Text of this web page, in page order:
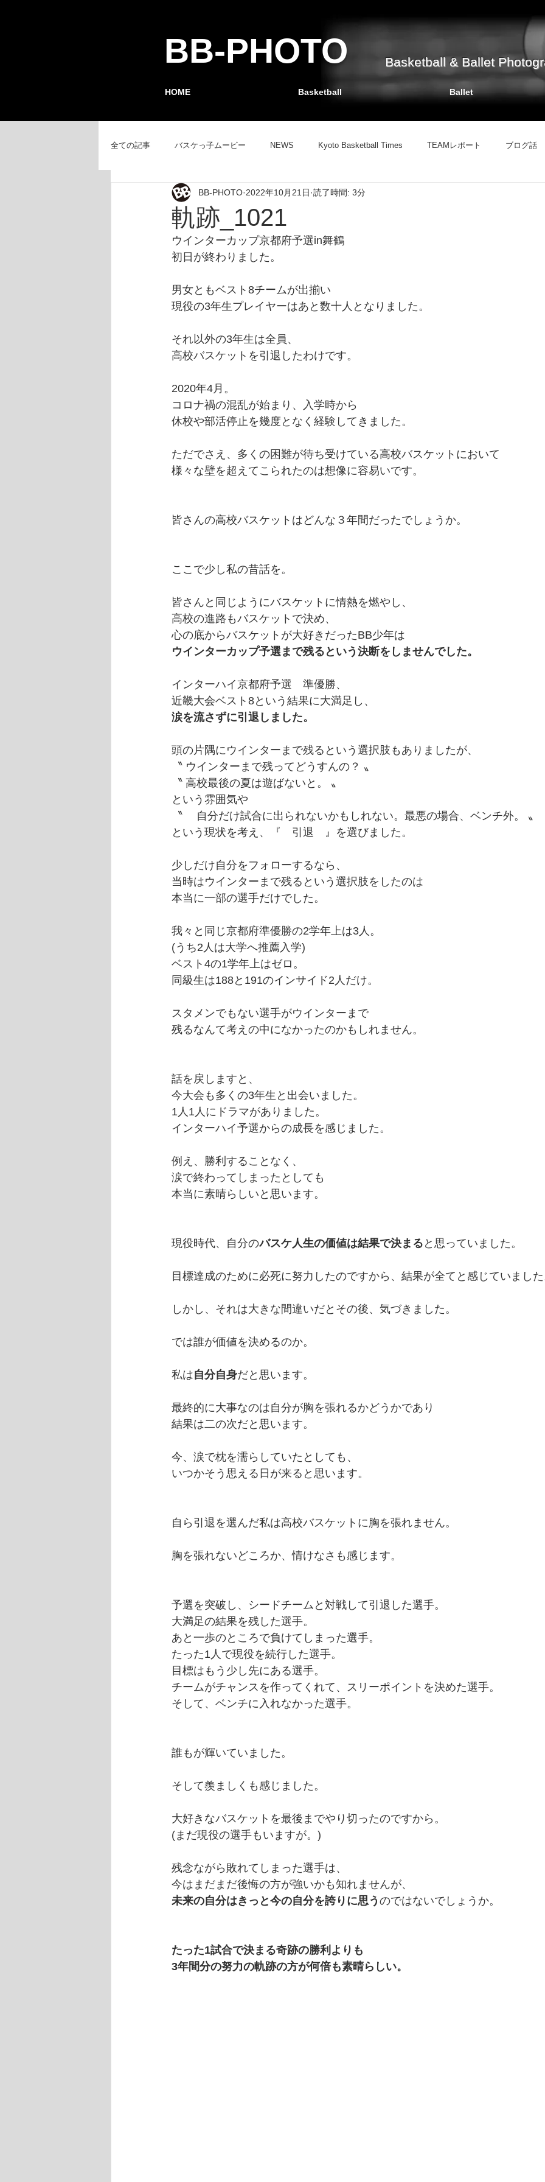
BB-PHOTO
HOME Basketball Ballet
Basketball & Ballet
全ての記事 バスケっ子ムービー NEWS Kyoto Basketball Times TEAMレポート ブログ話
チーム紹介 GAMEレポート TEAMレポート バスケット掲示板
軌跡_1021
BB-PHOTO 2022年10月21日 読了時間: 3分
ウインターカップ京都府予選in舞鶴
初日が終わりました。
男女ともベスト8チームが出揃い
現役の3年生プレイヤーはあと数十人となりました。
それ以外の3年生は全員、
高校バスケットを引退したわけです。
2020年4月。
コロナ禍の混乱が始まり、入学時から
休校や部活停止を幾度となく経験してきました。
ただでさえ、多くの困難が待ち受けている高校バスケットにおいて
様々な壁を超えてこられたのは想像に容易いです。
皆さんの高校バスケットはどんな３年間だったでしょうか。
ここで少し私の昔話を。
皆さんと同じようにバスケットに情熱を燃やし、
高校の進路もバスケットで決め、
心の底からバスケットが大好きだったBB少年は
ウインターカップ予選まで残るという決断をしませんでした。
インターハイ京都府予選　準優勝、
近畿大会ベスト8という結果に大満足し、
涙を流さずに引退しました。
頭の片隅にウインターまで残るという選択肢もありましたが、
〝 ウインターまで残ってどうすんの？ 〟
〝 高校最後の夏は遊ばないと。 〟
という雰囲気や
〝 　自分だけ試合に出られないかもしれない。最悪の場合、ベンチ外。 〟
という現状を考え、『　引退　』を選びました。
少しだけ自分をフォローするなら、
当時はウインターまで残るという選択肢をしたのは
本当に一部の選手だけでした。
我々と同じ京都府準優勝の2学年上は3人。
(うち2人は大学へ推薦入学)
ベスト4の1学年上はゼロ。
同級生は188と191のインサイド2人だけ。
スタメンでもない選手がウインターまで
残るなんて考えの中になかったのかもしれません。
話を戻しますと、
今大会も多くの3年生と出会いました。
1人1人にドラマがありました。
インターハイ予選からの成長を感じました。
例え、勝利することなく、
涙で終わってしまったとしても
本当に素晴らしいと思います。
現役時代、自分のバスケ人生の価値は結果で決まる と思っていました。
目標達成のために必死に努力したのですから、結果が全てと感じていまし
しかし、それは大きな間違いだとその後、気づきました。
では誰が価値を決めるのか。
私は自分自身だと思います。
最終的に大事なのは自分が胸を張れるかどうかであり
結果は二の次だと思います。
今、涙で枕を濡らしていたとしても、
いつかそう思える日が来ると思います。
自ら引退を選んだ私は高校バスケットに胸を張れません。
胸を張れないどころか、情けなさも感じます。
予選を突破し、シードチームと対戦して引退した選手。
大満足の結果を残した選手。
あと一歩のところで負けてしまった選手。
たった1人で現役を続行した選手。
目標はもう少し先にある選手。
チームがチャンスを作ってくれて、スリーポイントを決めた選手。
そして、ベンチに入れなかった選手。
誰もが輝いていました。
そして羨ましくも感じました。
大好きなバスケットを最後までやり切ったのですから。
(まだ現役の選手もいますが。)
残念ながら敗れてしまった選手は、
今はまだまだ後悔の方が強いかも知れませんが、
未来の自分はきっと今の自分を誇りに思う のではないでしょうか。
たった1試合で決まる奇跡の勝利よりも
3年間分の努力の軌跡の方が何倍も素晴らしい。